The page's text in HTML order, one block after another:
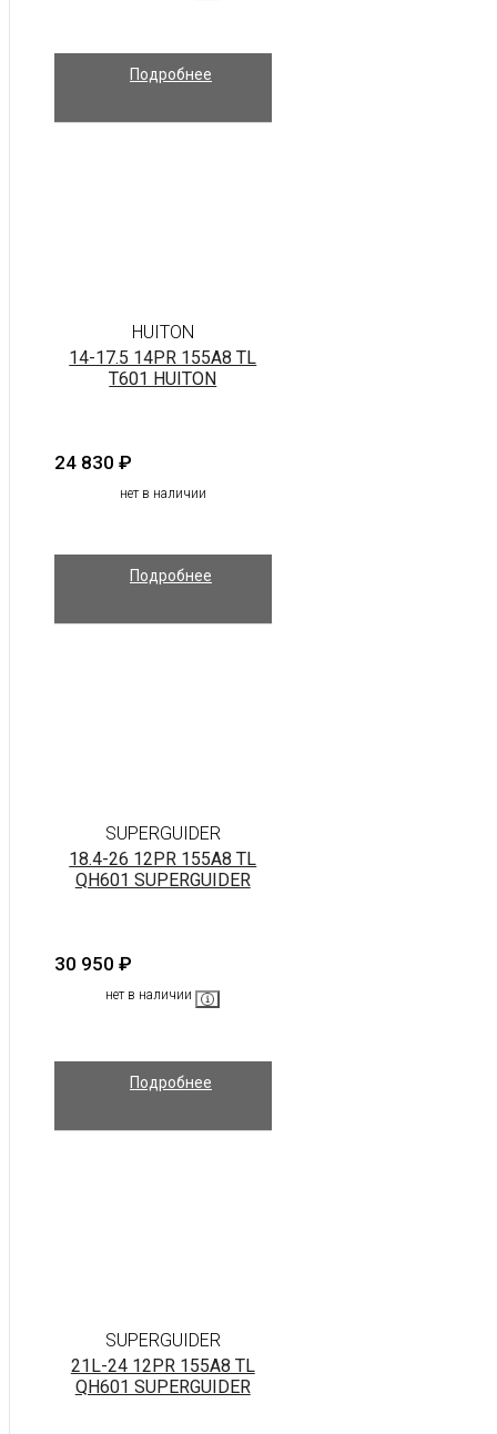
Подробнее
HUITON
14-17.5 14PR 155A8 TL
T601 HUITON
24 830 ₽
нет в наличии
Подробнее
SUPERGUIDER
18.4-26 12PR 155A8 TL
QH601 SUPERGUIDER
30 950 ₽
нет в наличии
Подробнее
SUPERGUIDER
21L-24 12PR 155A8 TL
QH601 SUPERGUIDER